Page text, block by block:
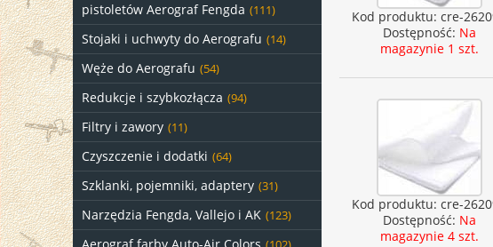
pistoletów Aerograf Fengda (111)
Stojaki i uchwyty do Aerografu (14)
Węże do Aerografu (54)
Redukcje i szybkozłącza (94)
Filtry i zawory (11)
Czyszczenie i dodatki (64)
Szklanki, pojemniki, adaptery (31)
Narzędzia Fengda, Vallejo i AK (123)
Kod produktu: cre-
Dostępność: Na
magazynie 1 szt.
Kod produktu: cre-
Dostępność: Na
magazynie 4 szt.